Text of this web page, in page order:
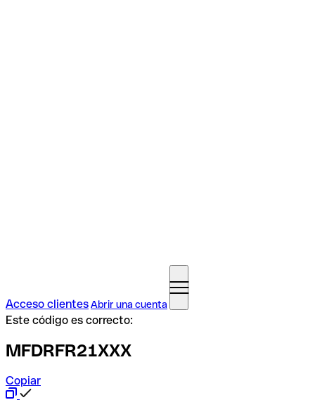
Acceso clientesAbrir una cuenta
Este código es correcto:
MFDRFR21XXX
Copiar